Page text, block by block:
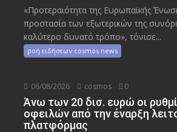
«Προτεραιότητα της Ευρωπαϊκής
προστασία των εξωτερικών της
καλύτερο δυνατό τρόπο», τόνισε...
ροή ειδήσεων cosmos news
06/08/2026 cosmos 0
Άνω των 20 δισ. ευρώ οι
οφειλών από την έναρξη
πλατφόρμας